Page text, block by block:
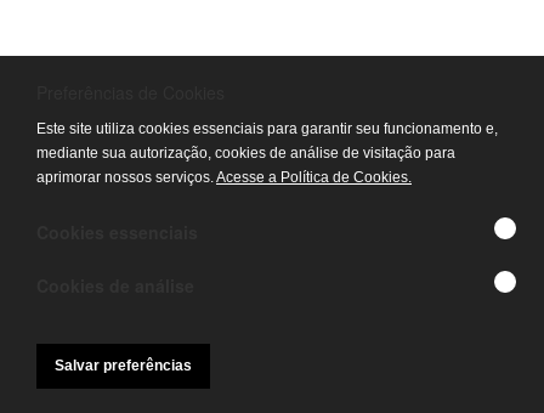
Processo 2023000724 - AQUISIÇÃO DE MATERIAL
PARA HEMODINÂMICA - CONECTOR Y - 3 MESES -
HOSPITAL ESTADUAL DR. ALBERTO RASSI - HGG
(CABO DE ECG, CANETA DEMOGRAFICA, SENSOR
DE OXIMETRIA, VACUOMETRO ETC)
Este site utiliza cookies essenciais para garantir seu funcionamento e,
mediante sua autorização, cookies de análise de visitação para
aprimorar nossos serviços.Acesse a Política de Cookies.
Salvar preferências